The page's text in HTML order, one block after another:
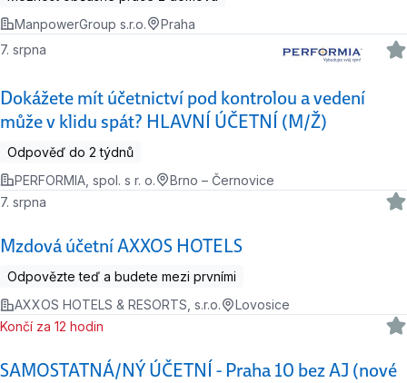
ManpowerGroup s.r.o.
Praha
Dokážete mít účetnictví pod kontrolou a vedení
může v klidu spát? HLAVNÍ ÚČETNÍ (M/Ž)
7. srpna
Odpověď do 2 týdnů
PERFORMIA, spol. s r. o.
Brno – Černovice
Mzdová účetní AXXOS HOTELS
7. srpna
Odpovězte teď a budete mezi prvními
AXXOS HOTELS & RESORTS, s.r.o.
Lovosice
SAMOSTATNÁ/NÝ ÚČETNÍ - Praha 10 bez AJ (nové
Končí za 12 hodin